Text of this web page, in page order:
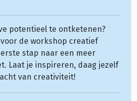
potentieel te ontketenen?
de workshop creatief
stap naar een meer
Laat je inspireren, daag jezelf
van creativiteit!